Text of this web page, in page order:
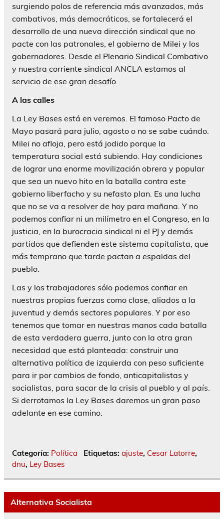
surgiendo polos de referencia más avanzados, más
combativos, más democráticos, se fortalecerá el
desarrollo de una nueva dirección sindical que no
pacte con las patronales, el gobierno de Milei y los
gobernadores. Desde el Plenario Sindical Combativo
y nuestra corriente sindical ANCLA estamos al
servicio de ese gran desafío.
A las calles
La Ley Bases está en veremos. El famoso Pacto de
Mayo pasará para julio, agosto o no se sabe cuándo.
Milei no afloja, pero está jodido porque la
temperatura social está subiendo. Hay condiciones
de lograr una enorme movilización obrera y popular
que sea un nuevo hito en la batalla contra este
gobierno liberfacho y su nefasto plan. Es una lucha
que no se va a resolver de hoy para mañana. Y no
podemos confiar ni un milímetro en el Congreso, en la
justicia, en la burocracia sindical ni el PJ y demás
partidos que defienden este sistema capitalista, que
más temprano que tarde pactan a espaldas del
pueblo.
Las y los trabajadores sólo podemos confiar en
nuestras propias fuerzas como clase, aliados a la
juventud y demás sectores populares. Y por eso
tenemos que tomar en nuestras manos cada batalla
de esta verdadera guerra, junto con la otra gran
necesidad que está planteada: construir una
alternativa política de izquierda con peso suficiente
para ir por cambios de fondo, anticapitalistas y
socialistas, para sacar de la crisis al pueblo y al país.
Si derrotamos la Ley Bases daremos un gran paso
adelante en ese camino.
Categoría: Política Etiquetas: ajuste, Cesar Latorre,
dnu, Ley Bases
Alternativa Socialista